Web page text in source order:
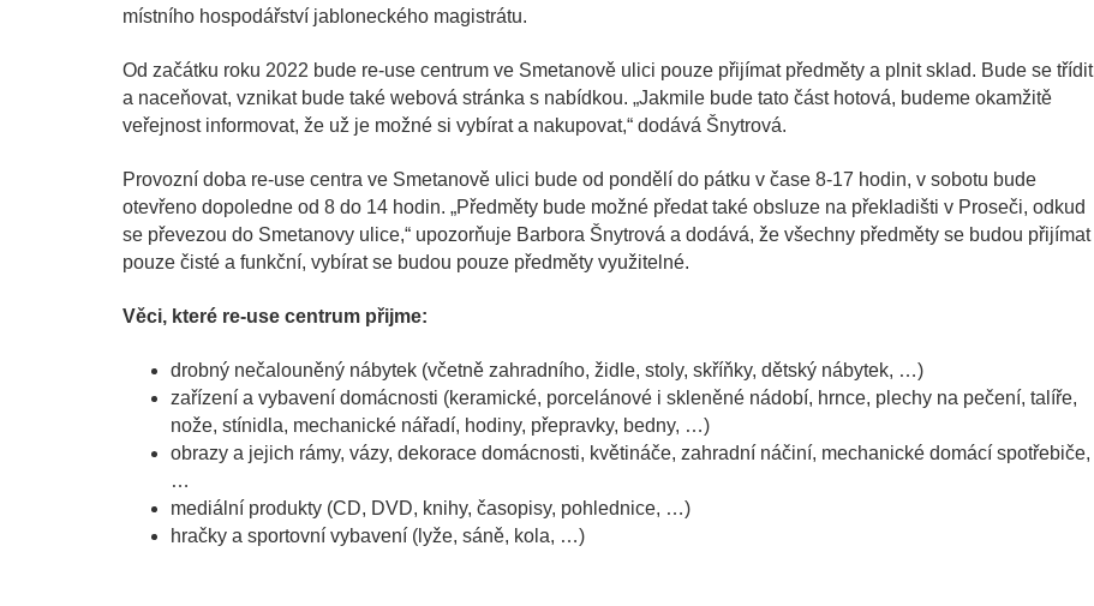
místního hospodářství jabloneckého magistrátu.
Od začátku roku 2022 bude re-use centrum ve Smetanově ulici pouze přijímat předměty a plnit sklad. Bude se třídit
a naceňovat, vznikat bude také webová stránka s nabídkou. „Jakmile bude tato část hotová, budeme okamžitě
veřejnost informovat, že už je možné si vybírat a nakupovat,“ dodává Šnytrová.
Provozní doba re-use centra ve Smetanově ulici bude od pondělí do pátku v čase 8-17 hodin, v sobotu bude
otevřeno dopoledne od 8 do 14 hodin. „Předměty bude možné předat také obsluze na překladišti v Proseči, odkud
se převezou do Smetanovy ulice,“ upozorňuje Barbora Šnytrová a dodává, že všechny předměty se budou přijímat
pouze čisté a funkční, vybírat se budou pouze předměty využitelné.
Věci, které re-use centrum přijme:
drobný nečalouněný nábytek (včetně zahradního, židle, stoly, skříňky, dětský nábytek, …)
zařízení a vybavení domácnosti (keramické, porcelánové i skleněné nádobí, hrnce, plechy na pečení, talíře,
nože, stínidla, mechanické nářadí, hodiny, přepravky, bedny, …)
obrazy a jejich rámy, vázy, dekorace domácnosti, květináče, zahradní náčiní, mechanické domácí spotřebiče,
…
mediální produkty (CD, DVD, knihy, časopisy, pohlednice, …)
hračky a sportovní vybavení (lyže, sáně, kola, …)